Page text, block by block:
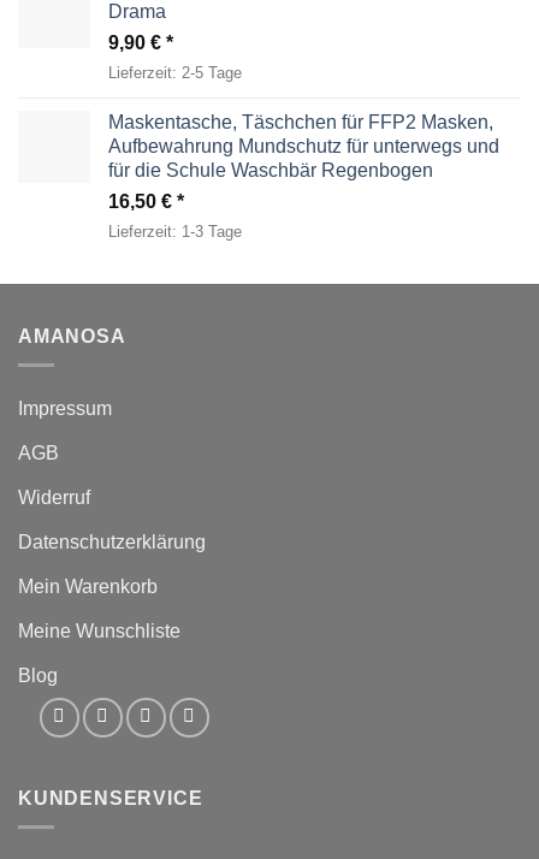
Drama
9,90 €
Lieferzeit: 2-5 Tage
Maskentasche, Täschchen für FFP2 Masken,
Aufbewahrung Mundschutz für unterwegs und
für die Schule Waschbär Regenbogen
16,50 €
Lieferzeit: 1-3 Tage
AMANOSA
Impressum
AGB
Widerruf
Datenschutzerklärung
Mein Warenkorb
Meine Wunschliste
Blog
KUNDENSERVICE